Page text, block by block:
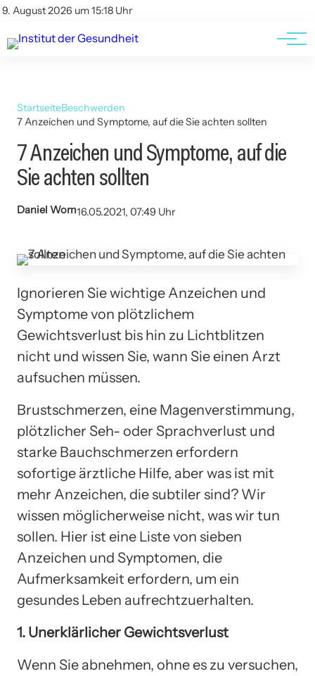
9. August 2026 um 15:18 Uhr
Kontakt
Kontakt
AGBs
StartseiteBeschwerden
7 Anzeichen und Symptome, auf die Sie achten sollten
7 Anzeichen und Symptome, auf die
Sie achten sollten
Daniel Wom16.05.2021, 07:49 Uhr
Ignorieren Sie wichtige Anzeichen und
Symptome von plötzlichem
Gewichtsverlust bis hin zu Lichtblitzen
nicht und wissen Sie, wann Sie einen Arzt
aufsuchen müssen.
Brustschmerzen, eine Magenverstimmung,
plötzlicher Seh- oder Sprachverlust und
starke Bauchschmerzen erfordern
sofortige ärztliche Hilfe, aber was ist mit
mehr Anzeichen, die subtiler sind? Wir
wissen möglicherweise nicht, was wir tun
sollen. Hier ist eine Liste von sieben
Anzeichen und Symptomen, die
Aufmerksamkeit erfordern, um ein
gesundes Leben aufrechtzuerhalten.
1. Unerklärlicher Gewichtsverlust
Wenn Sie abnehmen, ohne es zu versuchen,